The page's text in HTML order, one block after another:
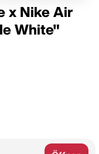
x Nike Air
White"